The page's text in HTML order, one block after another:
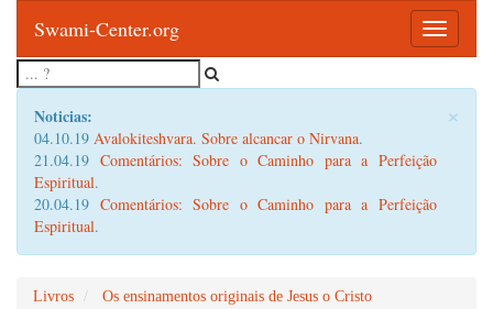
Toggle
Swami-Center.org
×
Noticias:
04.10.19 Avalokiteshvara. Sobre alcancar o Nirvana.
21.04.19 Comentários: Sobre o Caminho para a Perfeição
Espiritual.
20.04.19 Comentários: Sobre o Caminho para a Perfeição
Espiritual.
Livros
Os ensinamentos originais de Jesus o Cristo